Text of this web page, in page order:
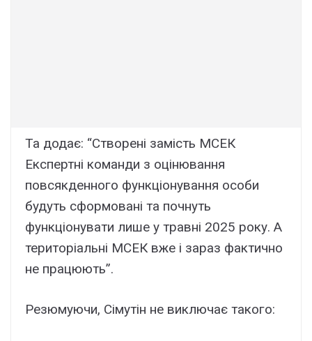
Та додає: “Створені замість МСЕК
Експертні команди з оцінювання
повсякденного функціонування особи
будуть сформовані та почнуть
функціонувати лише у травні 2025 року. А
територіальні МСЕК вже і зараз фактично
не працюють”.
Резюмуючи, Сімутін не виключає такого: